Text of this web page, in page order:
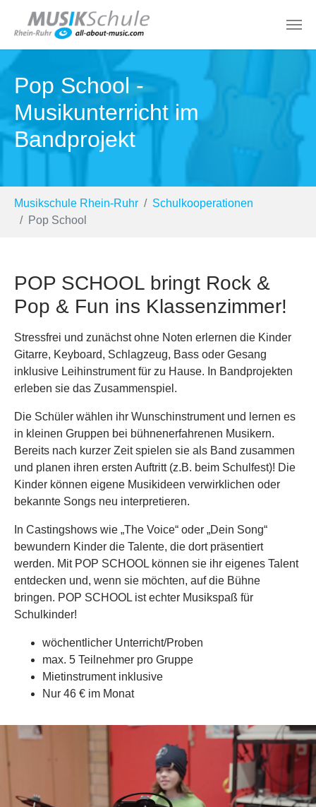
Zum Hauptinhalt springen
Pop School -
Musikunterricht im
Bandprojekt
Musikschule Rhein-Ruhr
Schulkooperationen
Pop School
POP SCHOOL bringt Rock &
Pop & Fun ins Klassenzimmer!
Stressfrei und zunächst ohne Noten erlernen die Kinder
Gitarre, Keyboard, Schlagzeug, Bass oder Gesang
inklusive Leihinstrument für zu Hause. In Bandprojekten
erleben sie das Zusammenspiel.
Die Schüler wählen ihr Wunschinstrument und lernen es
in kleinen Gruppen bei bühnenerfahrenen Musikern.
Bereits nach kurzer Zeit spielen sie als Band zusammen
und planen ihren ersten Auftritt (z.B. beim Schulfest)! Die
Kinder können eigene Musikideen verwirklichen oder
bekannte Songs neu interpretieren.
In Castingshows wie „The Voice“ oder „Dein Song“
bewundern Kinder die Talente, die dort präsentiert
werden. Mit POP SCHOOL können sie ihr eigenes Talent
entdecken und, wenn sie möchten, auf die Bühne
bringen. POP SCHOOL ist echter Musikspaß für
Schulkinder!
wöchentlicher Unterricht/Proben
max. 5 Teilnehmer pro Gruppe
Mietinstrument inklusive
Nur 46 € im Monat